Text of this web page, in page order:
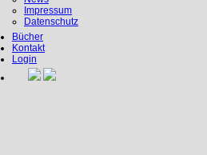
Impressum
Datenschutz
Bücher
Kontakt
Login